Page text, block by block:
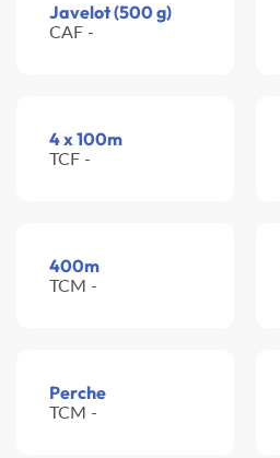
Javelot (500 g)
CAF -
4 x 100m
TCF -
400m
TCM -
Perche
TCM -